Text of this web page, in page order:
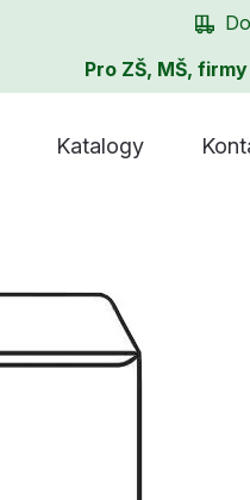
Pro ZŠ, MŠ,
Katalogy